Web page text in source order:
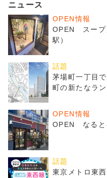
ニュース
OPEN情報
OPEN スープ
駅）
話題
茅場町一丁目
町の新たなラ
OPEN情報
OPEN なると
話題
東京メトロ東